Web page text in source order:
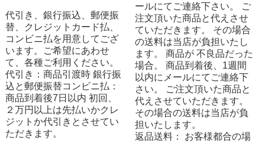
代引き、銀行振込、郵便振
替、クレジットカード払、
コンビニ払を用意してござ
います。ご希望にあわせ
て、各種ご利用ください。
代引き：商品引渡時 銀行振
込と郵便振替コンビニ払：
商品到着後7日以内 初回、
２万円以上は先払いかクレ
ジットか代引きとさせてい
ただきます。
ールにてご連絡下さい。 ご
注文頂いた商品と代えさせ
ていただきます。 その場合
の送料は当店が負担いたし
ます。 商品が 不良品だった
場合。 商品到着後、1週間
以内にメールにてご連絡下
さい。 ご注文頂いた商品と
代えさせていただきます。
その場合の送料は当店が負
担いたします。
返品送料： お客様都合の場